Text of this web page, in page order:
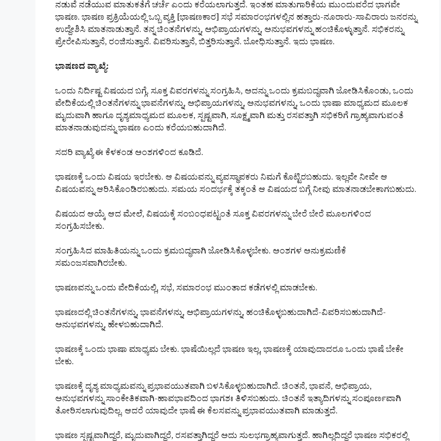
ನಡುವೆ ನಡೆಯುವ ಮಾತುಕತೆಗೆ ಚರ್ಚೆ ಎಂದು ಕರೆಯಲಾಗುತ್ತದೆ. ಇಂತಹ ಮಾತುಗಾರಿಕೆಯ ಮುಂದುವರೆದ ಭಾಗವೇ
ಭಾಷಣ. ಭಾಷಣ ಪ್ರಕ್ರಿಯೆಯಲ್ಲಿ ಒಬ್ಬ ವ್ಯಕ್ತಿ [ಭಾಷಣಕಾರ] ಸಭೆ ಸಮಾರಂಭಗಳಲ್ಲಿನ ಹತ್ತಾರು-ನೂರಾರು-ಸಾವಿರಾರು ಜನರನ್ನು
ಉದ್ದೇಶಿಸಿ ಮಾತನಾಡುತ್ತಾನೆ. ತನ್ನ ಚಿಂತನೆಗಳನ್ನು, ಅಭಿಪ್ರಾಯಗಳನ್ನು, ಅನುಭವಗಳನ್ನು ಹಂಚಿಕೊಳ್ಳುತ್ತಾನೆ. ಸಭಿಕರನ್ನು
ಪ್ರೇರೇಪಿಸುತ್ತಾನೆ, ರಂಜಿಸುತ್ತಾನೆ. ವಿವರಿಸುತ್ತಾನೆ, ಬಿತ್ತರಿಸುತ್ತಾನೆ. ಬೋಧಿಸುತ್ತಾನೆ. ಇದು ಭಾಷಣ.
ಭಾಷಣದ ವ್ಯಾಖ್ಯೆ:
ಒಂದು ನಿರ್ದಿಷ್ಟ ವಿಷಯದ ಬಗ್ಗೆ, ಸೂಕ್ತ ವಿವರಗಳನ್ನು ಸಂಗ್ರಹಿಸಿ, ಅದನ್ನು ಒಂದು ಕ್ರಮಬದ್ಧವಾಗಿ ಜೋಡಿಸಿಕೊಂಡು, ಒಂದು
ವೇದಿಕೆಯಲ್ಲಿ ಚಿಂತನೆಗಳನ್ನು ಭಾವನೆಗಳನ್ನು, ಅಭಿಪ್ರಾಯಗಳನ್ನು, ಅನುಭವಗಳನ್ನು, ಒಂದು ಭಾಷಾ ಮಾಧ್ಯಮದ ಮೂಲಕ
ಮೃದುವಾಗಿ ಹಾಗೂ ದೃಶ್ಯಮಾಧ್ಯಮದ ಮೂಲಕ, ಸ್ಪಷ್ಟವಾಗಿ, ಸೂಕ್ಷ್ಮವಾಗಿ ಮತ್ತು ರಸವತ್ತಾಗಿ ಸಭಿಕರಿಗೆ ಗ್ರಾಹ್ಯವಾಗುವಂತೆ
ಮಾತನಾಡುವುದನ್ನು ಭಾಷಣ ಎಂದು ಕರೆಯಬಹುದಾಗಿದೆ.
ಸದರಿ ವ್ಯಾಖ್ಯೆ ಈ ಕೆಳಕಂಡ ಅಂಶಗಳಿಂದ ಕೂಡಿದೆ.
ಭಾಷಣಕ್ಕೆ ಒಂದು ವಿಷಯ ಇರಬೇಕು. ಆ ವಿಷಯವನ್ನು ವ್ಯವಸ್ಥಾಪಕರು ನಿಮಗೆ ಕೊಟ್ಟಿರಬಹುದು. ಇಲ್ಲವೇ ನೀವೇ ಆ
ವಿಷಯವನ್ನು ಆರಿಸಿಕೊಂಡಿರಬಹುದು. ಸಮಯ ಸಂದರ್ಭಕ್ಕೆ ತಕ್ಕಂತೆ ಆ ವಿಷಯದ ಬಗ್ಗೆ ನೀವು ಮಾತನಾಡಬೇಕಾಗಬಹುದು.
ವಿಷಯದ ಆಯ್ಕೆ ಆದ ಮೇಲೆ, ವಿಷಯಕ್ಕೆ ಸಂಬಂಧಪಟ್ಟಂತೆ ಸೂಕ್ತ ವಿವರಗಳನ್ನು ಬೇರೆ ಬೇರೆ ಮೂಲಗಳಿಂದ
ಸಂಗ್ರಹಿಸಬೇಕು.
ಸಂಗ್ರಹಿಸಿದ ಮಾಹಿತಿಯನ್ನು ಒಂದು ಕ್ರಮಬದ್ಧವಾಗಿ ಜೋಡಿಸಿಕೊಳ್ಳಬೇಕು. ಅಂಶಗಳ ಅನುಕ್ರಮಣಿಕೆ
ಸಮಂಜಸವಾಗಿರಬೇಕು.
ಭಾಷಣವನ್ನು ಒಂದು ವೇದಿಕೆಯಲ್ಲಿ, ಸಭೆ, ಸಮಾರಂಭ ಮುಂತಾದ ಕಡೆಗಳಲ್ಲಿ ಮಾಡಬೇಕು.
ಭಾಷಣದಲ್ಲಿ ಚಿಂತನೆಗಳನ್ನು, ಭಾವನೆಗಳನ್ನು, ಅಭಿಪ್ರಾಯಗಳನ್ನು, ಹಂಚಿಕೊಳ್ಳಬಹುದಾಗಿದೆ-ವಿವರಿಸಬಹುದಾಗಿದೆ-
ಅನುಭವಗಳನ್ನು, ಹೇಳಬಹುದಾಗಿದೆ.
ಭಾಷಣಕ್ಕೆ ಒಂದು ಭಾಷಾ ಮಾಧ್ಯಮ ಬೇಕು. ಭಾಷೆಯಿಲ್ಲದೆ ಭಾಷಣ ಇಲ್ಲ, ಭಾಷಣಕ್ಕೆ ಯಾವುದಾದರೂ ಒಂದು ಭಾಷೆ ಬೇಕೇ
ಬೇಕು.
ಭಾಷಣಕ್ಕೆ ದೃಶ್ಯ ಮಾಧ್ಯಮವನ್ನು ಪ್ರಭಾವಯುತವಾಗಿ ಬಳಸಿಕೊಳ್ಳಬಹುದಾಗಿದೆ. ಚಿಂತನೆ, ಭಾವನೆ, ಅಭಿಪ್ರಾಯ,
ಅನುಭವಗಳನ್ನು ಸಾಂಕೇತಿಕವಾಗಿ-ಹಾವಭಾವದಿಂದ ಭಾಗಶಃ ತಿಳಿಸಬಹುದು. ಚಿಂತನೆ ಇತ್ಯಾದಿಗಳನ್ನು ಸಂಪೂರ್ಣವಾಗಿ
ತೋರಿಸಲಾಗುವುದಿಲ್ಲ. ಆದರೆ ಯಾವುದೇ ಭಾಷೆ ಈ ಕೆಲಸವನ್ನು ಪ್ರಭಾವಯುತವಾಗಿ ಮಾಡುತ್ತದೆ.
ಭಾಷಣ ಸ್ಪಷ್ಟವಾಗಿದ್ದರೆ, ಮೃದುವಾಗಿದ್ದರೆ, ರಸವತ್ತಾಗಿದ್ದರೆ ಅದು ಸುಲಭಗ್ರಾಹ್ಯವಾಗುತ್ತದೆ. ಹಾಗಿಲ್ಲದಿದ್ದರೆ ಭಾಷಣ ಸಭಿಕರಲ್ಲಿ